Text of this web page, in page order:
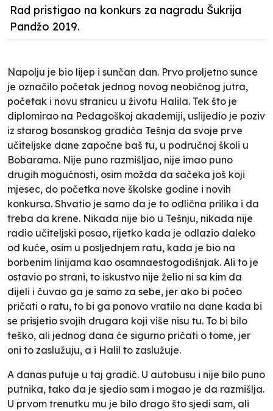
Rad pristigao na konkurs za nagradu Šukrija
Pandžo 2019.
Napolju je bio lijep i sunčan dan. Prvo proljetno sunce
je označilo početak jednog novog neobičnog jutra,
početak i novu stranicu u životu Halila. Tek što je
diplomirao na Pedagoškoj akademiji, uslijedio je poziv
iz starog bosanskog gradića Tešnja da svoje prve
učiteljske dane započne baš tu, u područnoj školi u
Bobarama. Nije puno razmišljao, nije imao puno
drugih mogućnosti, osim možda da sačeka još koji
mjesec, do početka nove školske godine i novih
konkursa. Shvatio je samo da je to odlična prilika i da
treba da krene. Nikada nije bio u Tešnju, nikada nije
radio učiteljski posao, rijetko kada je odlazio daleko
od kuće, osim u posljednjem ratu, kada je bio na
borbenim linijama kao osamnaestogodišnjak. Ali to je
ostavio po strani, to iskustvo nije želio ni sa kim da
dijeli i čuvao ga je samo za sebe, jer ako bi počeo
pričati o ratu, to bi ga ponovo vratilo na dane kada bi
se prisjetio svojih drugara koji više nisu tu. To bi bilo
teško, ali jednog dana će sigurno pričati o tome, jer
oni to zaslužuju, a i Halil to zaslužuje.
A danas putuje u taj gradić. U autobusu i nije bilo puno
putnika, tako da je sjedio sam i mogao je da razmišlja.
U prvom trenutku mu je bilo drago što sjedi sam, ali